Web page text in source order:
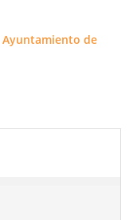
Ayuntamiento de